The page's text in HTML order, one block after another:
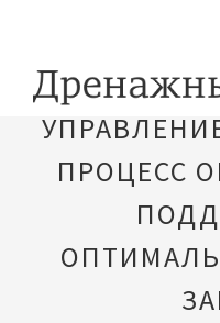
ПРОЦЕСС